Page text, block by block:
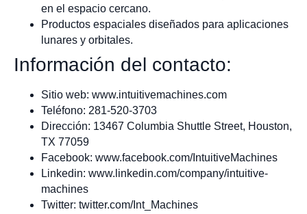
en el espacio cercano.
Productos espaciales diseñados para aplicaciones
lunares y orbitales.
Información del contacto:
Sitio web: www.intuitivemachines.com
Teléfono: 281-520-3703
Dirección: 13467 Columbia Shuttle Street, Houston,
TX 77059
Facebook: www.facebook.com/IntuitiveMachines
Linkedin: www.linkedin.com/company/intuitive-
machines
Twitter: twitter.com/Int_Machines